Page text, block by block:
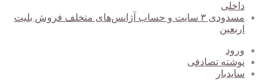
داخلی
مسدودی ۳ سایت و حساب آژانس‌های متخلف فروش بلیت
اربعین
ورود
نوشته تصادفی
سایدبار